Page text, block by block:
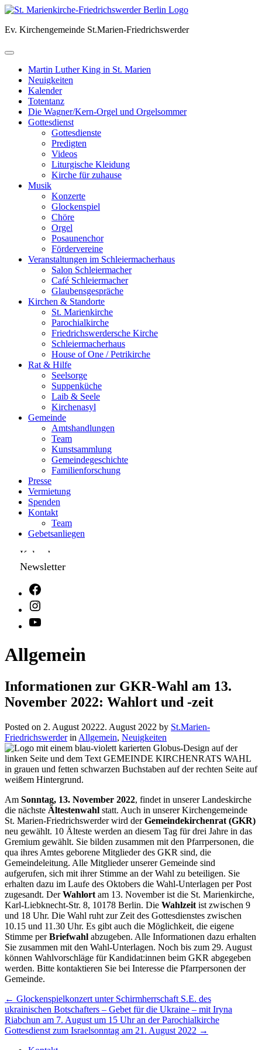
Skip
content
Ev. Kirchengemeinde St.Marien-Friedrichswerder
Martin Luther King in St. Marien
Neuigkeiten
Kalender
Totentanz
Die Wagner/Kern-Orgel und Orgelsommer
Gottesdienst
Gottesdienste
Predigten
Videos
Liturgische Kleidung
Kirche für zuhause
Musik
Konzerte
Glockenspiel
Chöre
Orgel
Posaunenchor
Fördervereine
Veranstaltungen im Schleiermacherhaus
Salon Schleiermacher
Café Schleiermacher
Glaubensgespräche
Kirchen & Standorte
St. Marienkirche
Parochialkirche
Friedrichswerdersche Kirche
Schleiermacherhaus
House of One / Petrikirche
Rat & Hilfe
Seelsorge
Suppenküche
Laib & Seele
Kirchenasyl
Gemeinde
Amtshandlungen
Team
Kunstsammlung
Gemeindegeschichte
Familienforschung
Presse
Vermietung
Spenden
Kontakt
Team
Gebetsanliegen
Kalender
Newsletter
Allgemein
Informationen zur GKR-Wahl am 13.
November 2022: Wahlort und -zeit
Posted on 2. August 20222. August 2022 by St.Marien-
Friedrichswerderin Allgemein, Neuigkeiten
Am Sonntag, 13. November 2022, findet in unserer Landeskirche
die nächste Ältestenwahl statt. Auch in unserer Kirchengemeinde
St. Marien-Friedrichswerder wird derGemeindekirchenrat (GKR)
neu gewählt. 10 Älteste werden an diesem Tag für drei Jahre in das
Gremium gewählt. Sie bilden zusammen mit den Pfarrpersonen, die
qua ihres Amtes geborene Mitglieder des GKR sind, die
Gemeindeleitung. Alle Mitglieder unserer Gemeinde sind
aufgerufen, sich mit ihrer Stimme an der Wahl zu beteiligen. Sie
erhalten dazu im Laufe des Oktobers die Wahl-Unterlagen per Post
zugesandt. DerWahlort am 13. November ist die St. Marienkirche,
Karl-Liebknecht-Str. 8, 10178 Berlin. Die Wahlzeit ist zwischen 9
und 18 Uhr. Die Wahl ruht zur Zeit des Gottesdienstes zwischen
10.15 und 11.30 Uhr. Es gibt auch die Möglichkeit, die eigene
Stimme perBriefwahl abzugeben. Alle Informationen dazu erhalten
Sie zusammen mit den Wahl-Unterlagen. Noch bis zum 29. August
können Wahlvorschläge für Kandidat:innen beim GKR abgegeben
werden. Bitte kontaktieren Sie bei Interesse die Pfarrpersonen der
Gemeinde.
Beitragsnavigation
← Glockenspielkonzert unter Schirmherrschaft S.E. des
ukrainischen Botschafters – Gebet für die Ukraine – mit Iryna
Riabchun am 7. August um 15 Uhr an der Parochialkirche
Gottesdienst zum Israelsonntag am 21. August 2022 →